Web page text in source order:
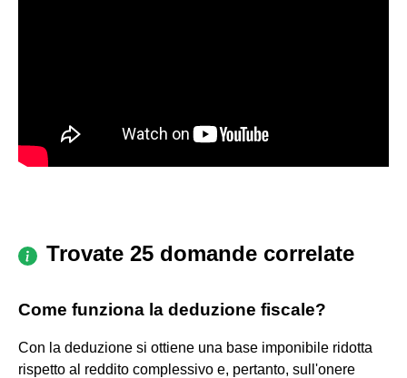
Trovate 25 domande correlate
Come funziona la deduzione fiscale?
Con la deduzione si ottiene una base imponibile ridotta
rispetto al reddito complessivo e, pertanto, sull'onere